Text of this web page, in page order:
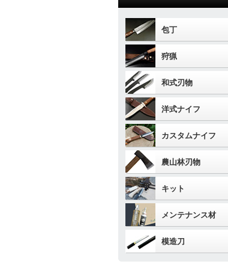
包丁
狩猟
和式刃物
洋式ナイフ
カスタムナイフ
農山林刃物
キット
メンテナンス材
模造刀